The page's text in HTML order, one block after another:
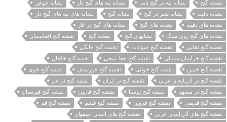
نسخه گنج
نشانه تپه در گنج یابی نشانه تپه های گنج دار
نشانه جوغن
نشانه دفینه
نشانه شتر در گنج نشانه گنج
نشانه های تپه های گنج دار
نشانه های دفینه
نشانه های گنج
نشانه های گنج در غار
نشانه های گنج روی سنگ
نشانهای گنج نقشه گنج
نقشه گنج افغانستان
نقشه گنج تقلبی
نقشه گنج حیوانات
نقشه گنج خانگی
نقشه گنج خراسان شمالی
نقشه گنج خط میخی
نقشه گنج خلخال
نقشه گنج خمین
نقشه گنج خوانی نقشه گنج خوزستان
نقشه گنج خوی
نقشه گنج در آذربایجان غربی
نقشه گنج در ایران
نقشه گنج در غار
نقشه گنج در مشهد
نقشه گنج روستا نقشه گنج قارون
نقشه گنج قبرستان
نقشه گنج قدیمی
نقشه گنج قزوین نقشه گنج قشم
نقشه گنج قم
نقشه گنج های آذربایجان غربی
نقشه گنج های استان اصفهان